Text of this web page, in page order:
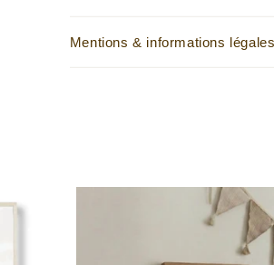
Mentions & informations